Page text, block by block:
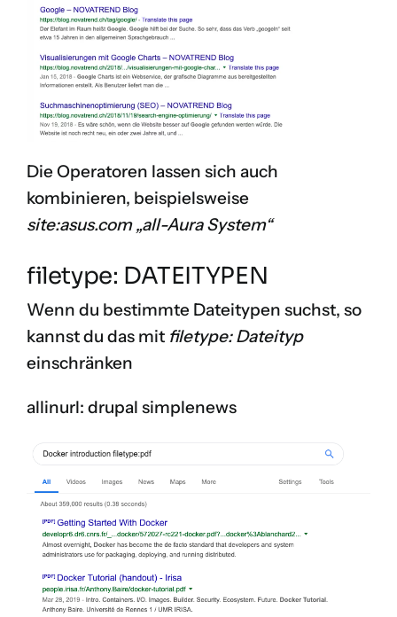
Die Operatoren lassen sich auch
kombinieren, beispielsweise
site:asus.com „all-Aura System“
filetype: DATEITYPEN
Wenn du bestimmte Dateitypen suchst, so
kannst du das mit filetype: Dateityp
einschränken
allinurl: drupal simplenews